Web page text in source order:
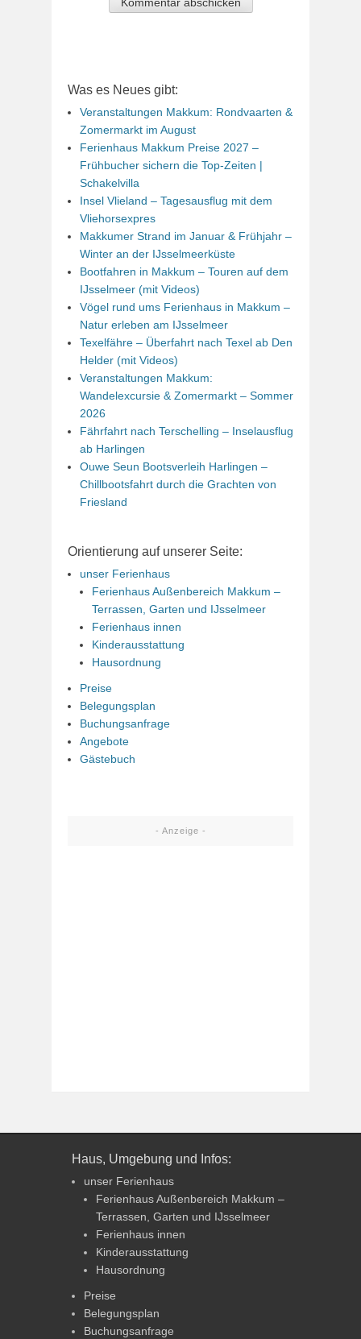
Was es Neues gibt:
Veranstaltungen Makkum: Rondvaarten &
Zomermarkt im August
Ferienhaus Makkum Preise 2027 –
Frühbucher sichern die Top-Zeiten |
Schakelvilla
Insel Vlieland – Tagesausflug mit dem
Vliehorsexpres
Makkumer Strand im Januar & Frühjahr –
Winter an der IJsselmeerküste
Bootfahren in Makkum – Touren auf dem
IJsselmeer (mit Videos)
Vögel rund ums Ferienhaus in Makkum –
Natur erleben am IJsselmeer
Texelfähre – Überfahrt nach Texel ab Den
Helder (mit Videos)
Veranstaltungen Makkum:
Wandelexcursie & Zomermarkt – Sommer
2026
Fährfahrt nach Terschelling – Inselausflug
ab Harlingen
Ouwe Seun Bootsverleih Harlingen –
Chillbootsfahrt durch die Grachten von
Friesland
Orientierung auf unserer Seite:
unser Ferienhaus
Ferienhaus Außenbereich Makkum –
Terrassen, Garten und IJsselmeer
Ferienhaus innen
Kinderausstattung
Hausordnung
Preise
Belegungsplan
Buchungsanfrage
Angebote
Gästebuch
- Anzeige -
Haus, Umgebung und Infos:
unser Ferienhaus
Ferienhaus Außenbereich Makkum –
Terrassen, Garten und IJsselmeer
Ferienhaus innen
Kinderausstattung
Hausordnung
Preise
Belegungsplan
Buchungsanfrage